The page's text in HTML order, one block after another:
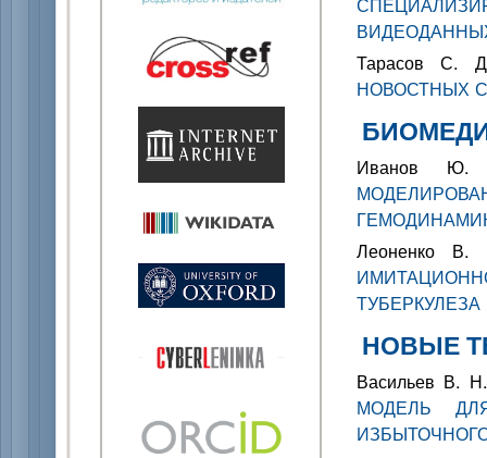
Тарасов С.
НОВОСТНЫХ
Иванов
Леоненко
ТУБЕРКУЛЕЗА
НОВЫЕ
Васильев В.
МОДЕЛЬ